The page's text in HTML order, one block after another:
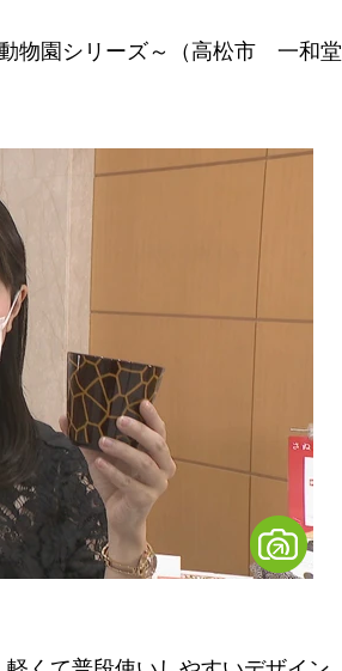
物園シリーズ～（高松市 一和堂